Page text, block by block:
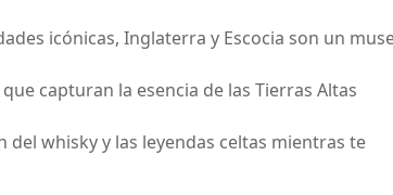
icónicas, Inglaterra y Escocia son un
capturan la esencia de las Tierras Altas
del whisky y las leyendas celtas mientras te